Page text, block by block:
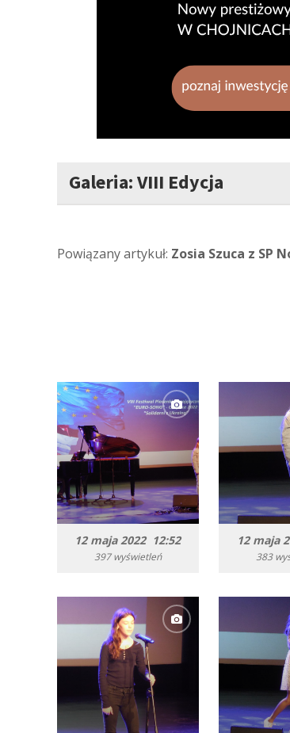
Galeria: VIII Edycja
Powiązany artykuł: Zosia Szuca z SP
12 maja 2022 12:52
397 wyświetleń
12 maja
383